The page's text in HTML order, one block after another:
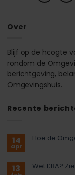
Over
Blijf op de hoogte
rondom de
berichtgeving,
Omgevingshuis.
Recente
14
apr
Hoe de
13 Wet DBA?